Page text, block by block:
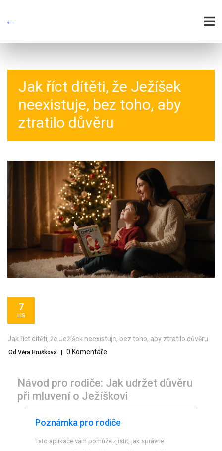
Jak říct dítěti, že Ježíšek
neexistuje, bez toho, aby
ztratilo důvěru
7
LIS
Jak říct dítěti, že Ježíšek neexistuje, bez toho, aby ztratilo důvěru
Od Věra Hrušková 0 Komentáře
Návod pro rodiče: Jak udržet důvěru
při mluvení o Ježíškovi
Poznámka pro rodiče
Tato aplikace vám pomůže zjistit, jak správně